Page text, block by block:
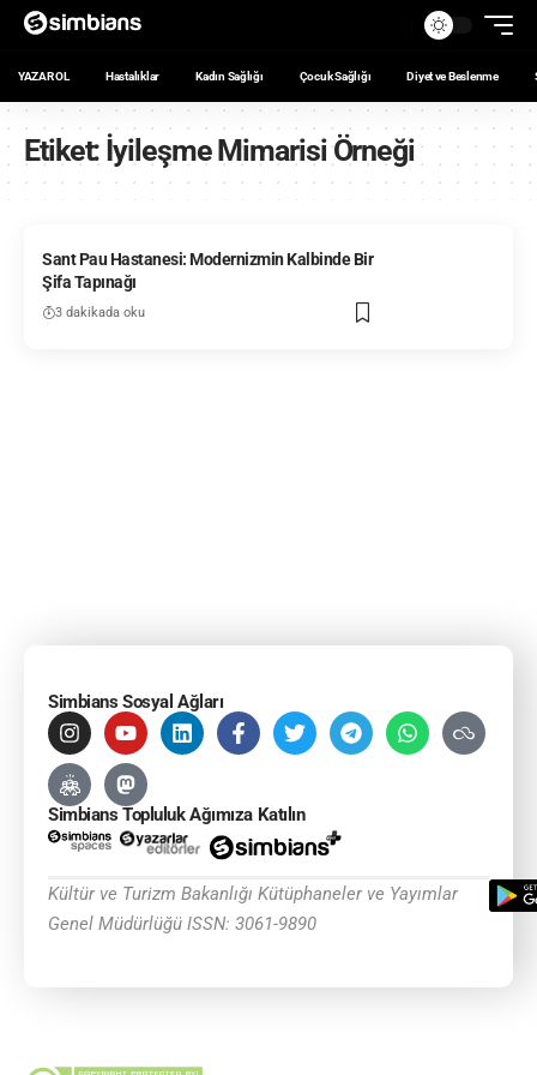
YAZAR OL Hastalıklar Kadın Sağlığı Çocuk Sağlığı Diyet ve Beslenme
Etiket: İyileşme Mimarisi Örneği
Sant Pau Hastanesi: Modernizmin Kalbinde Bir
Şifa Tapınağı
3 dakikada oku
Simbians Sosyal Ağları
Simbians Topluluk Ağımıza Katılın
Kültür ve Turizm Bakanlığı Kütüphaneler ve Yayımlar
Genel Müdürlüğü ISSN: 3061-9890